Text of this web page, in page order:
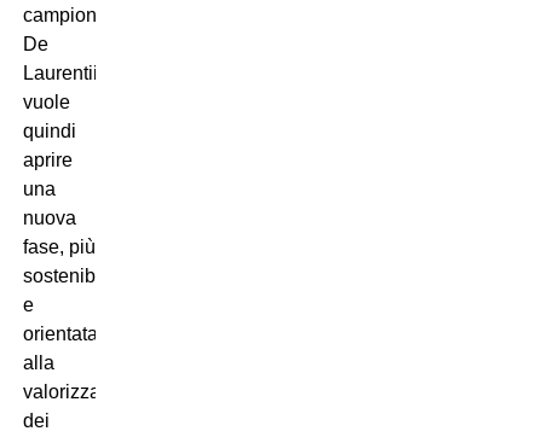
campionato.
De
Laurentiis
vuole
quindi
aprire
una
nuova
fase, più
sostenibile
e
orientata
alla
valorizzazione
dei